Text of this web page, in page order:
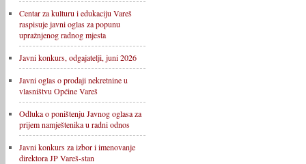
Centar za kulturu i edukaciju Vareš
raspisuje javni oglas za popunu
upražnjenog radnog mjesta
Javni konkurs, odgajatelji, juni 2026
Javni oglas o prodaji nekretnine u
vlasništvu Općine Vareš
Odluka o poništenju Javnog oglasa za
prijem namještenika u radni odnos
Javni konkurs za izbor i imenovanje
direktora JP Vareš-stan